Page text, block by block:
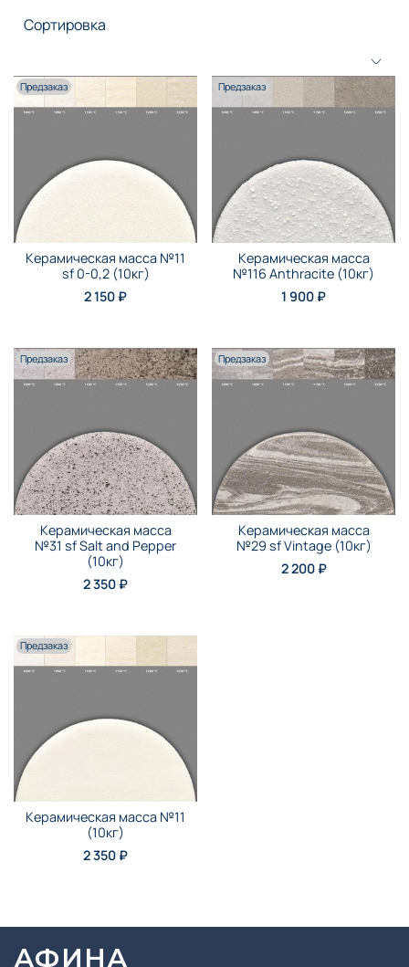
Предзаказ
Керамическая масса №11
sf 0-0,2 (10кг)
2 150 ₽
Предзаказ
Керамическая масса
№116 Anthraсite (10кг)
1 900 ₽
Предзаказ
Керамическая масса
№31 sf Salt and Pepper
(10кг)
2 350 ₽
Предзаказ
Керамическая масса
№29 sf Vintage (10кг)
2 200 ₽
Предзаказ
Керамическая масса №11
(10кг)
2 350 ₽
АФИНА